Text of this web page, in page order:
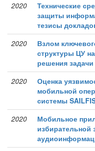
2020
Технические
защиты
тезисы
2020
Взлом
структуры ЦУ
решения задачи
2020
Оценка
мобильной
системы
2020
Мобильное
избирательной